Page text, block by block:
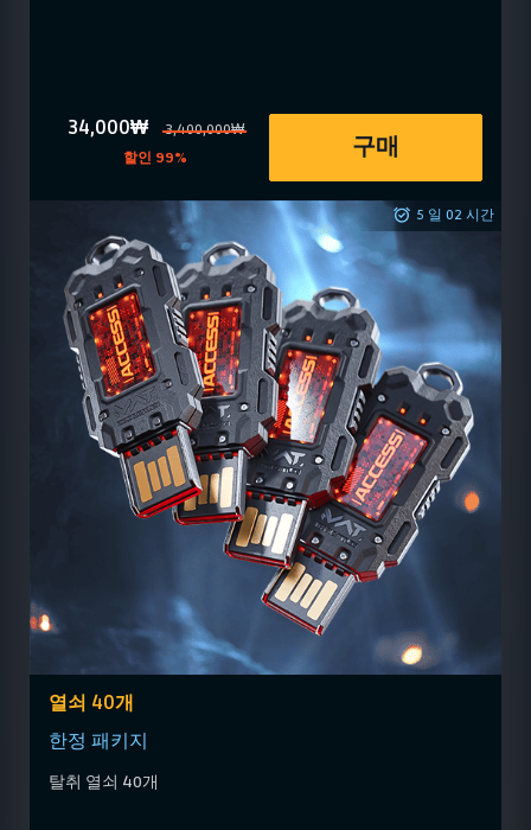
34,000₩
3,400,000₩
할인 99%
구매
5 일 02 시간
열쇠 40개
한정 패키지
탈취 열쇠 40개